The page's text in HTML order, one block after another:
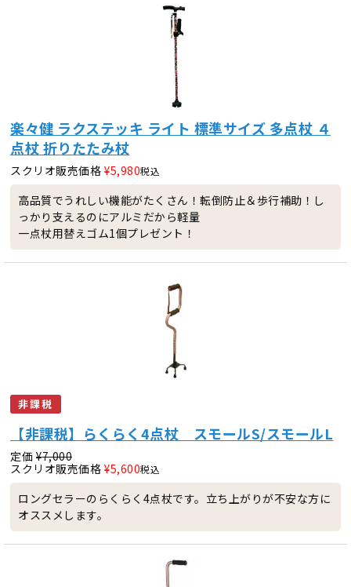
楽々健 ラクステッキ ライト 標準サイズ 多点杖 ４
点杖 折りたたみ杖
スクリオ販売価格 ¥5,980税込
高品質でうれしい機能がたくさん！転倒防止＆歩行補助！し
っかり支えるのにアルミだから軽量
一点杖用替えゴム1個プレゼント！
非課税
【非課税】らくらく4点杖 スモールS/スモールL
定価 ¥7,000
スクリオ販売価格 ¥5,600税込
ロングセラーのらくらく4点杖です。立ち上がりが不安な方に
オススメします。